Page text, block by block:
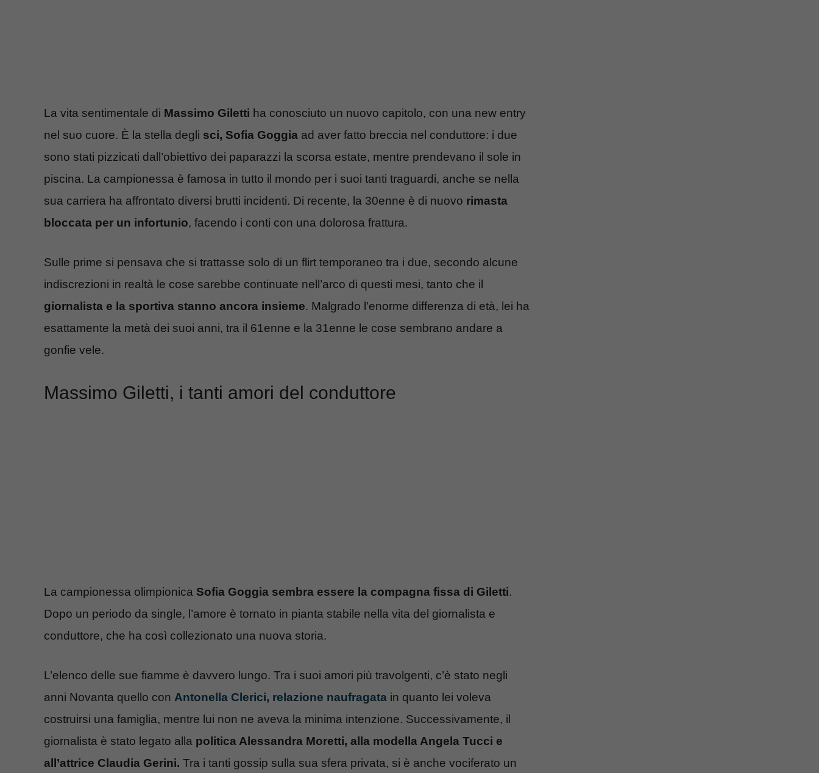
La vita sentimentale di Massimo Giletti ha conosciuto un nuovo capitolo, con una new entry
nel suo cuore. È la stella degli sci, Sofia Goggia ad aver fatto breccia nel conduttore: i due
sono stati pizzicati dall’obiettivo dei paparazzi la scorsa estate, mentre prendevano il sole in
piscina. La campionessa è famosa in tutto il mondo per i suoi tanti traguardi, anche se nella
sua carriera ha affrontato diversi brutti incidenti. Di recente, la 30enne è di nuovo rimasta
bloccata per un infortunio, facendo i conti con una dolorosa frattura.
Sulle prime si pensava che si trattasse solo di un flirt temporaneo tra i due, secondo alcune
indiscrezioni in realtà le cose sarebbe continuate nell’arco di questi mesi, tanto che il
giornalista e la sportiva stanno ancora insieme. Malgrado l’enorme differenza di età, lei ha
esattamente la metà dei suoi anni, tra il 61enne e la 31enne le cose sembrano andare a
gonfie vele.
Massimo Giletti, i tanti amori del conduttore
La campionessa olimpionica Sofia Goggia sembra essere la compagna fissa di Giletti.
Dopo un periodo da single, l’amore è tornato in pianta stabile nella vita del giornalista e
conduttore, che ha così collezionato una nuova storia.
L’elenco delle sue fiamme è davvero lungo. Tra i suoi amori più travolgenti, c’è stato negli
anni Novanta quello con Antonella Clerici, relazione naufragata in quanto lei voleva
costruirsi una famiglia, mentre lui non ne aveva la minima intenzione. Successivamente, il
giornalista è stato legato alla politica Alessandra Moretti, alla modella Angela Tucci e
all’attrice Claudia Gerini. Tra i tanti gossip sulla sua sfera privata, si è anche vociferato un